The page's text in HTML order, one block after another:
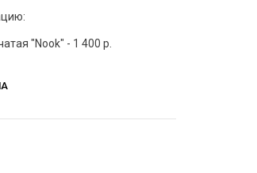
"Nook" - 1 400 р.